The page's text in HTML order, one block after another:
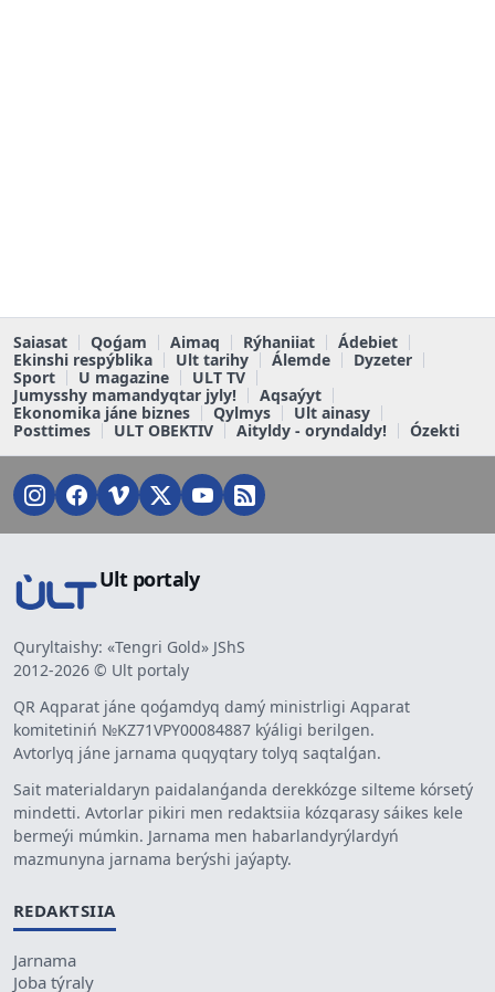
Saiasat Qoǵam Aimaq Rýhaniiat
Ádebiet
Ekinshi respýblika
Ult tarihy Álemde
Dyzeter
Sport
U magazine
ULT TV
Jumysshy mamandyqtar jyly!
Aqsaýyt
Ekonomika jáne biznes
Qylmys
Ult ainasy
Posttimes
ULT OBEKTIV Aityldy - oryndaldy! Ózekti
Ult portaly
Quryltaishy: «Tengri Gold» JShS
2012-2026 © Ult portaly
QR Aqparat jáne qoǵamdyq damý ministrligi Aqparat
komitetiniń №KZ71VPY00084887 kýáligi berilgen.
Avtorlyq jáne jarnama quqyqtary tolyq saqtalǵan.
Sait materialdaryn paidalanǵanda derekkózge silteme kórsetý
mindetti. Avtorlar pikiri men redaktsiia kózqarasy sáikes kele
bermeýi múmkin. Jarnama men habarlandyrýlardyń
mazmunyna jarnama berýshi jaýapty.
REDAKTSIIA
Jarnama
Joba týraly